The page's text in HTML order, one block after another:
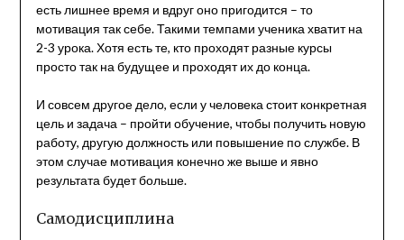
есть лишнее время и вдруг оно пригодится – то
мотивация так себе. Такими темпами ученика хватит на
2-3 урока. Хотя есть те, кто проходят разные курсы
просто так на будущее и проходят их до конца.
И совсем другое дело, если у человека стоит конкретная
цель и задача – пройти обучение, чтобы получить новую
работу, другую должность или повышение по службе. В
этом случае мотивация конечно же выше и явно
результата будет больше.
Самодисциплина